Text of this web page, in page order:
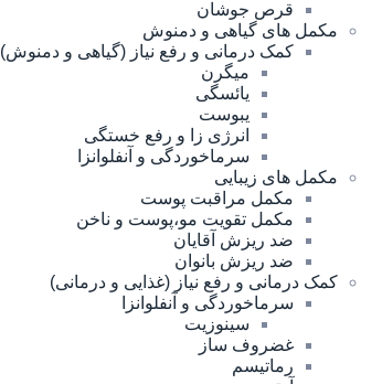
قرص جوشان
مکمل های گیاهی و دمنوش
کمک درمانی و رفع نیاز (گیاهی و دمنوش)
میگرن
یائسگی
یبوست
انرژی زا و رفع خستگی
سرماخوردگی و آنفلوانزا
مکمل های زیبایی
مکمل مراقبت پوست
مکمل تقویت مو،پوست و ناخن
ضد ریزش آقایان
ضد ریزش بانوان
کمک درمانی و رفع نیاز (غذایی و درمانی)
سرماخوردگی و آنفلوانزا
سینوزیت
غضروف ساز
رماتیسم